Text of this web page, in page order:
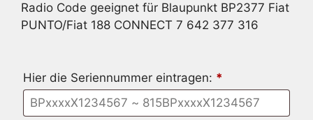
Radio Code geeignet für Blaupunkt BP2377 Fiat
PUNTO/Fiat 188 CONNECT 7 642 377 316
Hier die Seriennummer eintragen: *